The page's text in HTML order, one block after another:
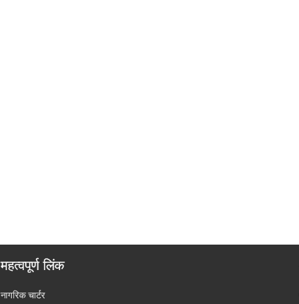
महत्वपूर्ण लिंक
नागरिक चार्टर